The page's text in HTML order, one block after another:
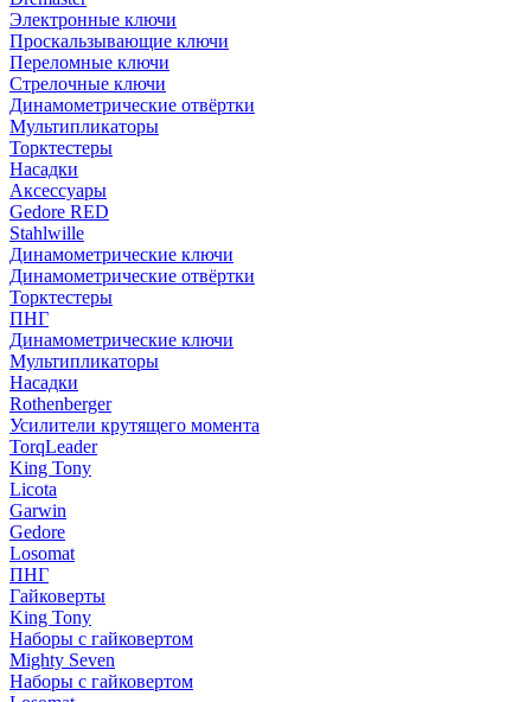
Электронные ключи
Проскальзывающие ключи
Переломные ключи
Стрелочные ключи
Динамометрические отвёртки
Мультипликаторы
Торктестеры
Насадки
Аксессуары
Gedore RED
Stahlwille
Динамометрические ключи
Динамометрические отвёртки
Торктестеры
ПНГ
Динамометрические ключи
Мультипликаторы
Насадки
Rothenberger
Усилители крутящего момента
TorqLeader
King Tony
Licota
Garwin
Gedore
Losomat
ПНГ
Гайковерты
King Tony
Наборы с гайковертом
Mighty Seven
Наборы с гайковертом